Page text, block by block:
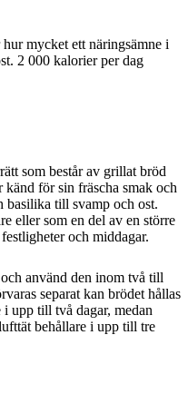
mycket ett näringsämne i
2 000 kalorier per dag
som består av grillat bröd
för sin fräscha smak och
basilika till svamp och ost.
eller som en del av en större
och middagar.
använd den inom två till
separat kan brödet hållas
upp till två dagar, medan
behållare i upp till tre